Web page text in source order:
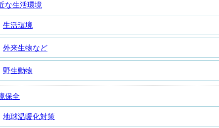
な生活環境
生活環境
外来生物など
野生動物
保全
地球温暖化対策